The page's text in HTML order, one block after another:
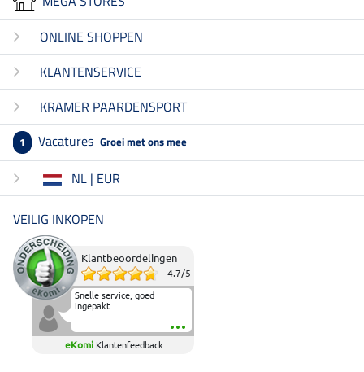
ONLINE SHOPPEN
KLANTENSERVICE
KRAMER PAARDENSPORT
1 Vacatures Groei met ons mee
NL | EUR
VEILIG INKOPEN
Klantbeoordelingen
4.7/5
Snelle service, goed
ingepakt.
eKomi Klantenfeedback